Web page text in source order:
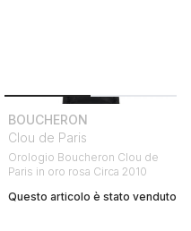
BOUCHERON
Clou de Paris
Orologio Boucheron Clou de
Paris in oro rosa Circa 2010
Questo articolo è stato venduto